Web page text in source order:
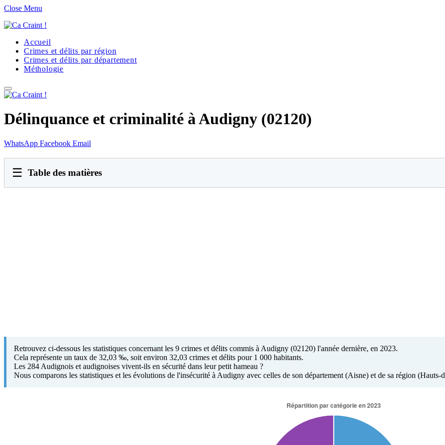
Close Menu
Accueil
Crimes et délits par région
Crimes et délits par département
Méthologie
Délinquance et criminalité à Audigny (02120)
WhatsApp Facebook Email
☰ Table des matières
Retrouvez ci-dessous les statistiques concernant les 9 crimes et délits commis à Audigny (02120) l'année dernière, en 2023.
Cela représente un taux de 32,03 ‰, soit environ 32,03 crimes et délits pour 1 000 habitants.
Les 284 Audignois et audignoises vivent-ils en sécurité dans leur petit hameau ?
Nous comparons les statistiques et les évolutions de l'insécurité à Audigny avec celles de son département (Aisne) et de sa région (Hauts-